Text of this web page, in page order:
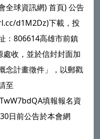
全球資訊網) 首頁) 公告
d1M2Dz)下載，投
：806614高雄市前鎮
收，並於信封封面加
念計畫徵件」，以郵戳
至
填報報名資
日前公告於本會網